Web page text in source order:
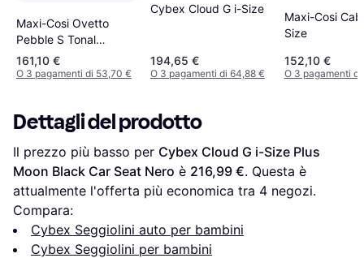
Maxi-Cosi Ovetto
Pebble S Tonal
Graphite
161,10 €
O 3 pagamenti di 53,70 €
Cybex Cloud G i-Size
194,65 €
O 3 pagamenti di 64,88 €
Maxi-Cosi
Size
152,10 €
O 3 pagamenti
Dettagli del prodotto
Il prezzo più basso per Cybex Cloud G i-Size Plus
Moon Black Car Seat Nero è 216,99 €. Questa è
attualmente l'offerta più economica tra 4 negozi.
Compara:
Cybex Seggiolini auto per bambini
Cybex Seggiolini per bambini